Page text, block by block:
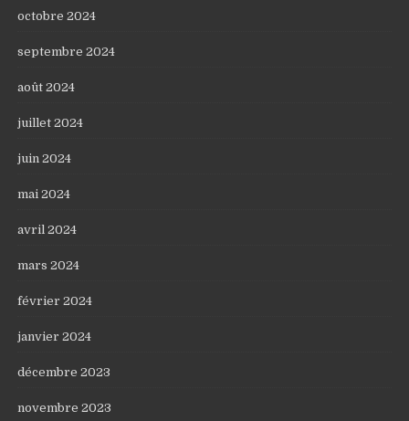
octobre 2024
septembre 2024
août 2024
juillet 2024
juin 2024
mai 2024
avril 2024
mars 2024
février 2024
janvier 2024
décembre 2023
novembre 2023